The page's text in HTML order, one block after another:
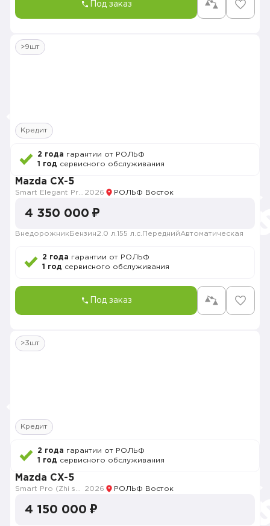
Под заказ
>9шт
Кредит
2 года гарантии от РОЛЬФ
1 год сервисного обслуживания
Mazda CX-5
2026 РОЛЬФ Восток
4 350 000 ₽
Внедорожник Бензин2.0 л. 155 л.с. ПереднийАвтоматическая
2 года гарантии от РОЛЬФ
1 год сервисного обслуживания
Под заказ
>3шт
Кредит
2 года гарантии от РОЛЬФ
1 год сервисного обслуживания
Mazda CX-5
2026 РОЛЬФ Восток
4 150 000 ₽